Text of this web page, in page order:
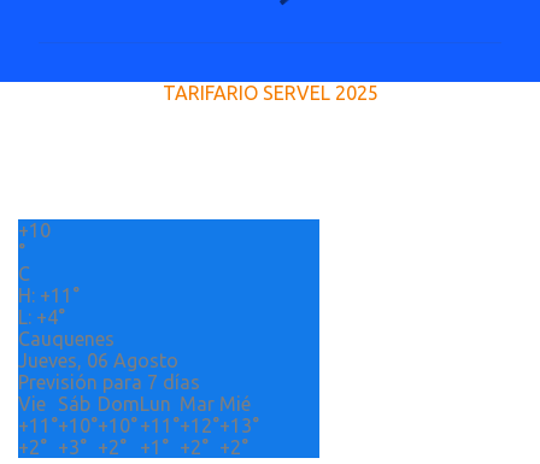
i
s
TARIFARIO SERVEL 2025
+10
°
C
H: +11°
L: +4°
Cauquenes
Jueves, 06 Agosto
Previsión para 7 días
Vie
Sáb DomLun Mar Mié
+11°+10°+10°+11°+12°+13°
+2° +3° +2° +1° +2° +2°